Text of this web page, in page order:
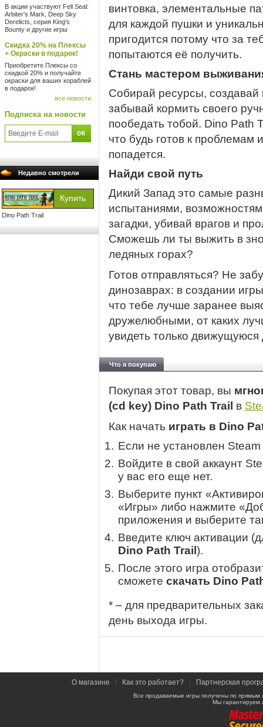
В акции участвуют Fell Seal:
Arbiter's Mark, Deep Sky
Derelicts, серия King's
Bounty и другие игры
Скидка 20% на Плексы
+ Окраски в подарок!
Приобретите Плексы со
скидкой 20% и получайте
окраски для ваших кораблей
в подарок!
все новости
Подписка на новости
Недавно смотрели
Dino Path Trail
винтовка, элементальные
для каждой пушки и
пригодится потому что за
попытаются её получить.
Стань мастером
Собирай ресурсы,
забывай кормить своего
пообедать тобой. Dino Path
что будь готов к проблемам
попадется.
Найди свой путь
Дикий Запад это самые
испытаниями,
загадки, убивай врагов и
Сможешь ли ты выжить в
ледяных горах?
Готов отправляться? Не
динозаврах: в создании
что тебе лучше заранее
дружелюбными, от каких
увидеть только
Что я покупаю
Покупая этот товар, вы
(cd key) Dino Path Trail в
Как начать играть в Dino
Если не установлен
Войдите в свой аккаунт
у вас его еще нет.
Выберите пункт
«Игры» либо нажмите
приложения и выберите
Введите ключ активации
Dino Path Trail ).
После этого игра
сможете скачать Dino
* – для предварительных
день выхода игры.
О магазине Как это работает? Партнерская
Все продаваемые игры получены по
Мы гарантируем